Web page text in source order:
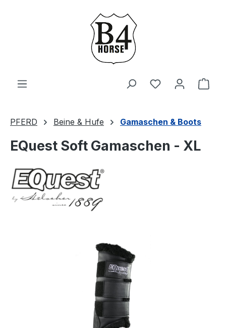
Zum Hauptinhalt springen
Du hast 0
PFERD Beine & Hufe Gamaschen & Boots
EQuest Soft Gamaschen - XL